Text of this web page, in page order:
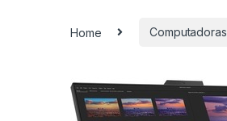
Home Computadoras